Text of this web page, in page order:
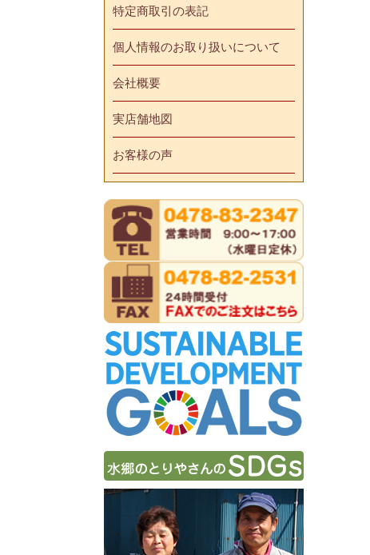
特定商取引の表記
個人情報のお取り扱いについて
会社概要
実店舗地図
お客様の声